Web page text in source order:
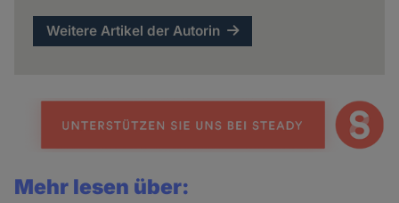
Weitere Artikel der Autorin
Mehr lesen über: